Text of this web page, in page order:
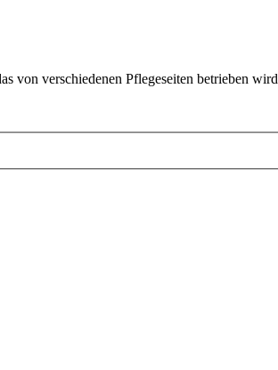
von verschiedenen Pflegeseiten betrieben wird